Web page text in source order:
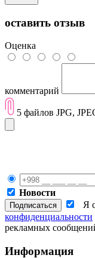
оставить отзыв
Оценка
комментарий
5 файлов JPG,
Новости
Я
конфиденциальности
рекламных
Информация